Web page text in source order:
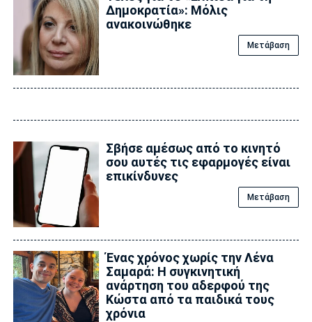
Δημοκρατία»: Μόλις
ανακοινώθηκε
Μετάβαση
Σβήσε αμέσως από το κινητό
σου αυτές τις εφαρμογές είναι
επικίvδυνες
Μετάβαση
Ένας χρόνος χωρίς την Λένα
Σαμαρά: Η συγκινητική
ανάρτηση του αδερφού της
Κώστα από τα παιδικά τους
χρόνια